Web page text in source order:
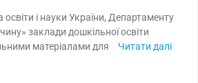
і науки України, Департаменту
заклади дошкільної освіти
матеріалами для
Читати далі